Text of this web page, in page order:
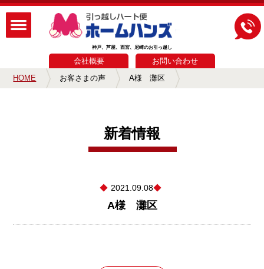
神戸、芦屋、西宮、尼崎のお引っ越し
会社概要
お問い合わせ
HOME
お客さまの声 A様 灘区
新着情報
2021.09.08
A様 灘区